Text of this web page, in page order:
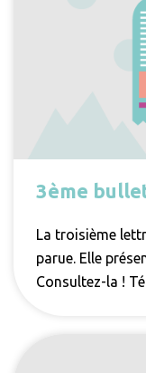
3ème
La troisième
parue. Elle
Consultez-la !